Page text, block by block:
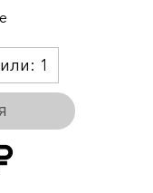
1